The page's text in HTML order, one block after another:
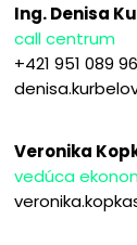
Ing. Denisa
call centrum
+421 951 089
Veronika
vedúca